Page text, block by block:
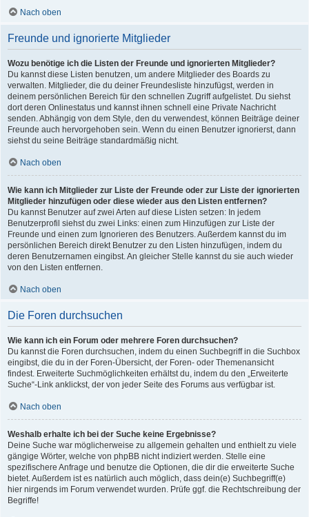
Nach oben
Freunde und ignorierte Mitglieder
Wozu benötige ich die Listen der Freunde und ignorierten Mitglieder?
Du kannst diese Listen benutzen, um andere Mitglieder des Boards zu
verwalten. Mitglieder, die du deiner Freundesliste hinzufügst, werden in
deinem persönlichen Bereich für den schnellen Zugriff aufgelistet. Du siehst
dort deren Onlinestatus und kannst ihnen schnell eine Private Nachricht
senden. Abhängig von dem Style, den du verwendest, können Beiträge deiner
Freunde auch hervorgehoben sein. Wenn du einen Benutzer ignorierst, dann
siehst du seine Beiträge standardmäßig nicht.
Nach oben
Wie kann ich Mitglieder zur Liste der Freunde oder zur Liste der ignorierten
Mitglieder hinzufügen oder diese wieder aus den Listen entfernen?
Du kannst Benutzer auf zwei Arten auf diese Listen setzen: In jedem
Benutzerprofil siehst du zwei Links: einen zum Hinzufügen zur Liste der
Freunde und einen zum Ignorieren des Benutzers. Außerdem kannst du im
persönlichen Bereich direkt Benutzer zu den Listen hinzufügen, indem du
deren Benutzernamen eingibst. An gleicher Stelle kannst du sie auch wieder
von den Listen entfernen.
Nach oben
Die Foren durchsuchen
Wie kann ich ein Forum oder mehrere Foren durchsuchen?
Du kannst die Foren durchsuchen, indem du einen Suchbegriff in die Suchbox
eingibst, die du in der Foren-Übersicht, der Foren- oder Themenansicht
findest. Erweiterte Suchmöglichkeiten erhältst du, indem du den „Erweiterte
Suche“-Link anklickst, der von jeder Seite des Forums aus verfügbar ist.
Nach oben
Weshalb erhalte ich bei der Suche keine Ergebnisse?
Deine Suche war möglicherweise zu allgemein gehalten und enthielt zu viele
gängige Wörter, welche von phpBB nicht indiziert werden. Stelle eine
spezifischere Anfrage und benutze die Optionen, die dir die erweiterte Suche
bietet. Außerdem ist es natürlich auch möglich, dass dein(e) Suchbegriff(e)
hier nirgends im Forum verwendet wurden. Prüfe ggf. die Rechtschreibung der
Begriffe!